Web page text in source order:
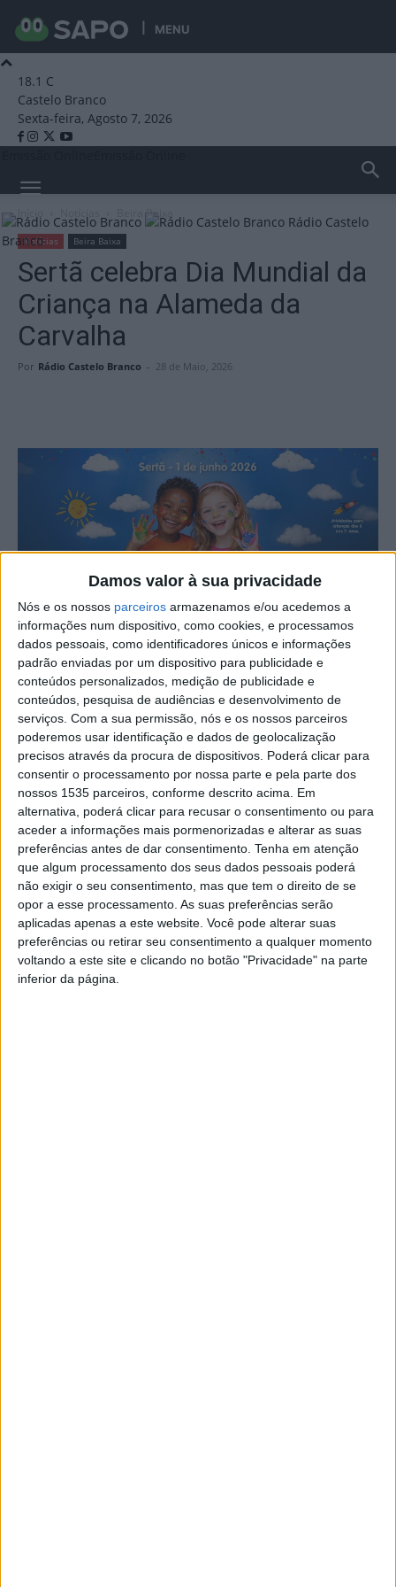
Damos valor à sua privacidade
Nós e os nossos parceiros armazenamos e/ou acedemos a
informações num dispositivo, como cookies, e processamos
dados pessoais, como identificadores únicos e informações
padrão enviadas por um dispositivo para publicidade e
conteúdos personalizados, medição de publicidade e
conteúdos, pesquisa de audiências e desenvolvimento de
serviços. Com a sua permissão, nós e os nossos parceiros
poderemos usar identificação e dados de geolocalização
precisos através da procura de dispositivos. Poderá clicar para
consentir o processamento por nossa parte e pela parte dos
nossos 1535 parceiros, conforme descrito acima. Em
alternativa, poderá clicar para recusar o consentimento ou para
aceder a informações mais pormenorizadas e alterar as suas
preferências antes de dar consentimento. Tenha em atenção
que algum processamento dos seus dados pessoais poderá
não exigir o seu consentimento, mas que tem o direito de se
opor a esse processamento. As suas preferências serão
aplicadas apenas a este website. Você pode alterar suas
preferências ou retirar seu consentimento a qualquer momento
voltando a este site e clicando no botão "Privacidade" na parte
inferior da página.
MENU
18.1 C
Castelo Branco
Sexta-feira, Agosto 7, 2026
Rádio Castelo
Branco
Beira Baixa
Notícias Beira Baixa
Sertã celebra Dia Mundial da
Criança na Alameda da
Carvalha
Por Rádio Castelo Branco - 28 de Maio, 2026
Um dos espaços mais emblemáticas da vila e do
concelho da Sertã, a Alameda da Carvalha, vai tornar-se
num autêntico espaço de festa, alegria e brincadeira na
2ªfeira, 1 de junho, com a comemoração do Dia Mundial
da Criança. O Município da Sertã refere que irá celebrar
esta data com diversas atividades gratuitas, onde os mais
pequenos serão os protagonistas.
Com atividades das 9h às 17h30, neste espaço haverá
música,atividades desportivas de grupo, animação de
rua, kart de pedais, pinturas faciais insufláveis e muitas
outras atividades e brincadeiras. Com entrada livre, as
diversas atividades dirigem-se a todas as crianças,
estando garantido um dia muito divertido e repleto de